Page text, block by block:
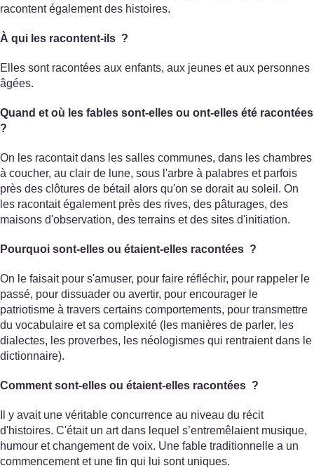
racontent également des histoires.
À qui les racontent-ils ?
Elles sont racontées aux enfants, aux jeunes et aux personnes
âgées.
Quand et où les fables sont-elles ou ont-elles été racontées
?
On les racontait dans les salles communes, dans les chambres
à coucher, au clair de lune, sous l'arbre à palabres et parfois
près des clôtures de bétail alors qu'on se dorait au soleil. On
les racontait également près des rives, des pâturages, des
maisons d'observation, des terrains et des sites d'initiation.
Pourquoi sont-elles ou étaient-elles racontées ?
On le faisait pour s'amuser, pour faire réfléchir, pour rappeler le
passé, pour dissuader ou avertir, pour encourager le
patriotisme à travers certains comportements, pour transmettre
du vocabulaire et sa complexité (les manières de parler, les
dialectes, les proverbes, les néologismes qui rentraient dans le
dictionnaire).
Comment sont-elles ou étaient-elles racontées ?
Il y avait une véritable concurrence au niveau du récit
d'histoires. C'était un art dans lequel s’entremêlaient musique,
humour et changement de voix. Une fable traditionnelle a un
commencement et une fin qui lui sont uniques.